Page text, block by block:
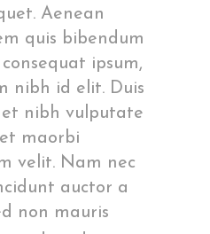
Aenean
quis bibendum
ipsum,
nibh id elit. Duis
nibh vulputate
maorbi
velit. Nam nec
auctor a
non mauris